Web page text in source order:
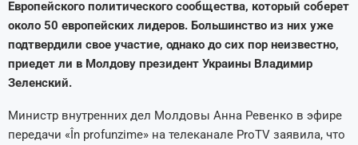
Европейского политического сообщества, который соберет
около 50 европейских лидеров. Большинство из них уже
подтвердили свое участие, однако до сих пор неизвестно,
приедет ли в Молдову президент Украины Владимир
Зеленский.
Министр внутренних дел Молдовы Анна Ревенко в эфире
передачи «În profunzime» на телеканале ProTV заявила, что